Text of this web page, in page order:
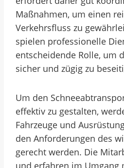
Maßnahmen, um einen
Verkehrsfluss zu
spielen professionelle
entscheidende Rolle, um
sicher und zügig zu
Um den
effektiv zu gestalten,
Fahrzeuge und
den Anforderungen des
gerecht werden. Die
und erfahren im Umgang